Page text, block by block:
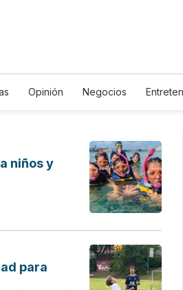
Opinión Negocios
niños y
para